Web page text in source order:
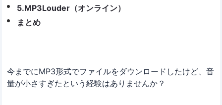
5.MP3Louder（オンライン）
まとめ
今までにMP3形式でファイルをダウンロードしたけど、音
量が小さすぎたという経験はありませんか？